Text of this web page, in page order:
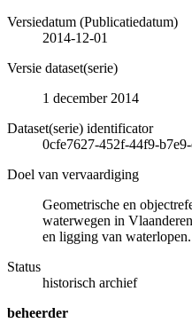
Versiedatum (Publicatiedatum)
2014-12-01
Versie dataset(serie)
1 december 2014
Dataset(serie) identificator
0cfe7627-452f-44f9-
Doel van vervaardiging
Geometrische en
waterwegen in
en ligging van waterlopen.
Status
historisch archief
beheerder